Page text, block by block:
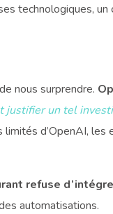
technologiques,
nous surprendre.
justifier un tel
d’OpenAI, les
refuse
automatisations.